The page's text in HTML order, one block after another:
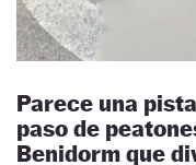
Parece una
paso de
Benidorm que